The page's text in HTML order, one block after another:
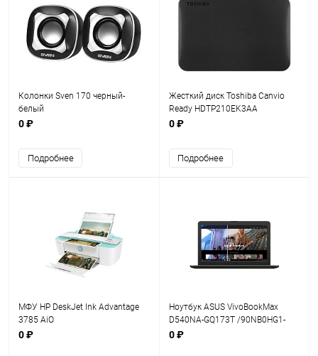
Колонки Sven 170 черный-
белый
0 ₽
Подробнее
Жесткий диск Toshiba Canvio
Ready HDTP210EK3AA
0 ₽
Подробнее
МФУ HP DeskJet Ink Advantage
3785 AiO
0 ₽
Ноутбук ASUS VivoBookMax
D540NA-GQ173T /90NB0HG1-
M03400/
0 ₽